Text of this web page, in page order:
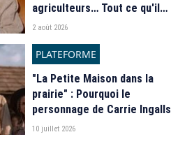
agriculteurs… Tout ce qu'il
faut savoir sur la saison 21 du
2 août 2026
PLATEFORME
"La Petite Maison dans la
prairie" : Pourquoi le
personnage de Carrie Ingalls
est absente de la nouvelle
10 juillet 2026